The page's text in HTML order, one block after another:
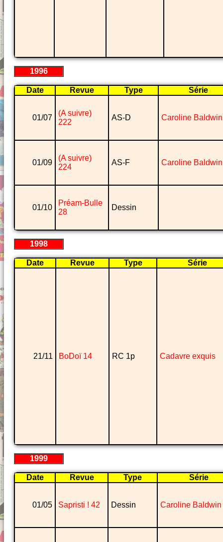
1996
Date Revue Type Série
01/07
(A suivre)
222
AS-D Caroline Baldwin
01/09
(A suivre)
224
AS-F Caroline Baldwin
01/10
Préam-Bulle
28
Dessin
1998
Date Revue Type Série
21/11 BoDoï 14 RC 1p Cadavre exquis
1999
Date Revue Type Série
01/05 Sapristi ! 42 Dessin Caroline Baldwin